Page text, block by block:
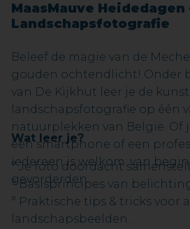
MaasMauve
Landschapsfotografie
Beleef de magie van de
gouden ochtendlicht! Onder
van De Kijkhut leer je de kunst
landschapsfotografie op één
natuurplekken van België.
een smartphone of een
iedereen is welkom: van
gevorderden.
Wat leer je?
° Je foto doordacht
° Basisprincipes van
° Praktische tips & tricks voor
landschapsbeelden